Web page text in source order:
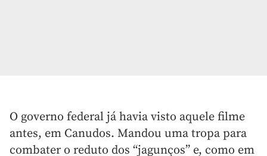
O governo federal já havia visto aquele filme
antes, em Canudos. Mandou uma tropa para
combater o reduto dos “jagunços” e, como em